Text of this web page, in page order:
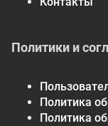
Политики и
Политика
Политика